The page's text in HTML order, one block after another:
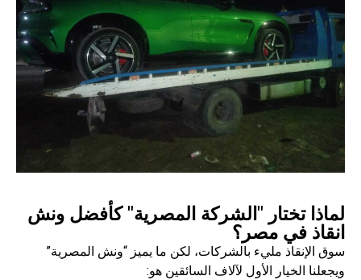
لماذا تختار "الشركة المصرية" كأفضل ونش
انقاذ في مصر؟
سوق الإنقاذ مليء بالشركات، لكن ما يميز “ونش المصرية”
ويجعلنا الخيار الأول لآلاف السائقين هو: